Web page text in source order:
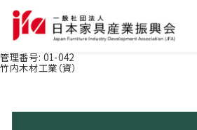
管理番号: 01-042
竹内木材工業（資）